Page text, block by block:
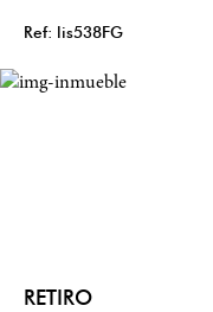
Ref: lis538FG
RETIRO